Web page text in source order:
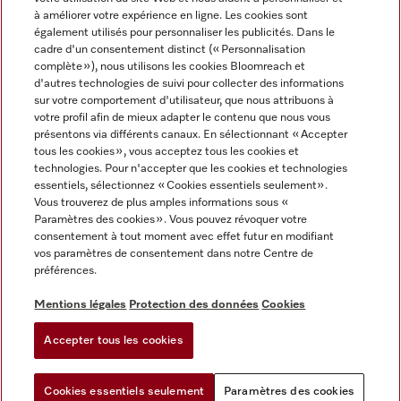
Mentions légales
CGV
Protection des données
Conditions d'utilisation
Déclaration d'accessibilité
Reglement sur les services numeriques
Paramètres des cookies
Miele sur Instagram
Miele sur Facebook
Miele sur Youtube
à améliorer votre expérience en ligne. Les cookies sont
également utilisés pour personnaliser les publicités. Dans le
cadre d'un consentement distinct (« Personnalisation
complète »), nous utilisons les cookies Bloomreach et
d'autres technologies de suivi pour collecter des informations
sur votre comportement d'utilisateur, que nous attribuons à
votre profil afin de mieux adapter le contenu que nous vous
présentons via différents canaux. En sélectionnant « Accepter
tous les cookies », vous acceptez tous les cookies et
technologies. Pour n'accepter que les cookies et technologies
essentiels, sélectionnez « Cookies essentiels seulement».
Vous trouverez de plus amples informations sous «
Paramètres des cookies ». Vous pouvez révoquer votre
consentement à tout moment avec effet futur en modifiant
vos paramètres de consentement dans notre Centre de
préférences.
Mentions légales Protection des données Cookies
Accepter tous les cookies
Cookies essentiels seulement Paramètres des cookies